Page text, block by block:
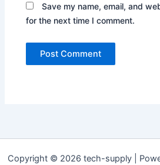
Save my name, email, and
for the next time I comment.
Copyright © 2026 tech-supply |